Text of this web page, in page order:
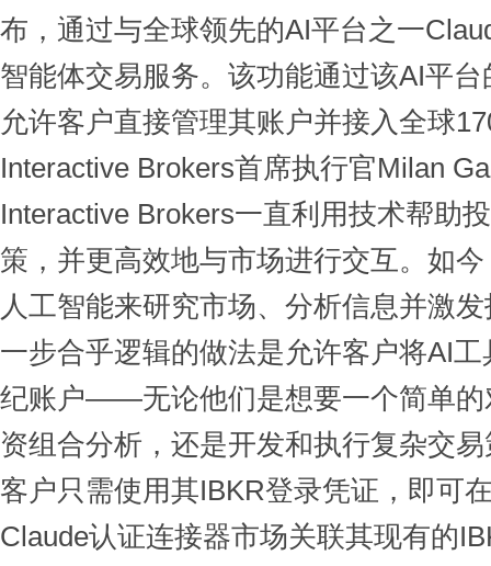
布，通过与全球领先的AI平台之一
智能体交易服务。该功能通过该AI平
允许客户直接管理其账户并接入全球
Interactive Brokers首席执行官Milan
Interactive Brokers一直利用技术帮助
策，并更高效地与市场进行交互。如
人工智能来研究市场、分析信息并激
一步合乎逻辑的做法是允许客户将AI
纪账户——无论他们是想要一个简单的
资组合分析，还是开发和执行复杂交易
客户只需使用其IBKR登录凭证，即可
Claude认证连接器市场关联其现有的